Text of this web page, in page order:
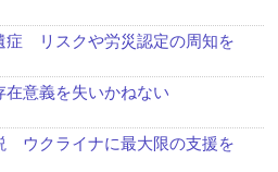
症 リスクや労災認定の周知を
意義を失いかねない
ウクライナに最大限の支援を